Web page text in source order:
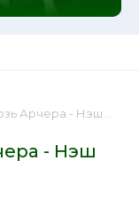
📕 - Книга онлайн бесплатно
- Нэш